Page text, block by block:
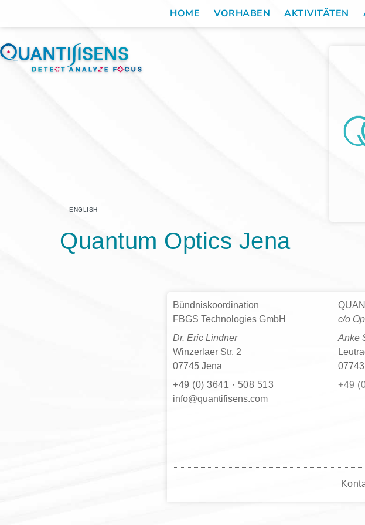
HOME VORHABEN AKTIVITÄTEN
ENGLISH
Quantum Optics Jena
Bündniskoordination
FBGS Technologies GmbH
Dr. Eric Lindner
Winzerlaer Str. 2
07745 Jena
+49 (0) 3641 · 508 513
moc.snesifitnauq@ofni
c/o
Anke
+49